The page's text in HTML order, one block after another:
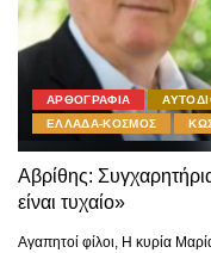
ΑΡΘΟΓΡΑΦΙΑ
ΕΛΛΑΔΑ-ΚΟΣΜΟΣ
Αβρίθης:
είναι τυχαίο»
Αγαπητοί φίλοι, Η κυρία